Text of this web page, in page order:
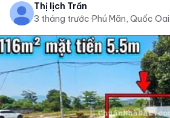
Thị lịch Trần
3 tháng trước·Phú Mãn, Quốc